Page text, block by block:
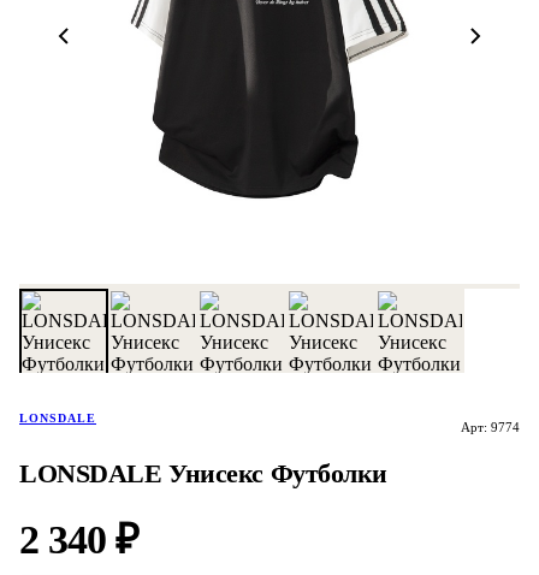
LONSDALE
Арт: 9774
LONSDALE Унисекс Футболки
2 340 ₽